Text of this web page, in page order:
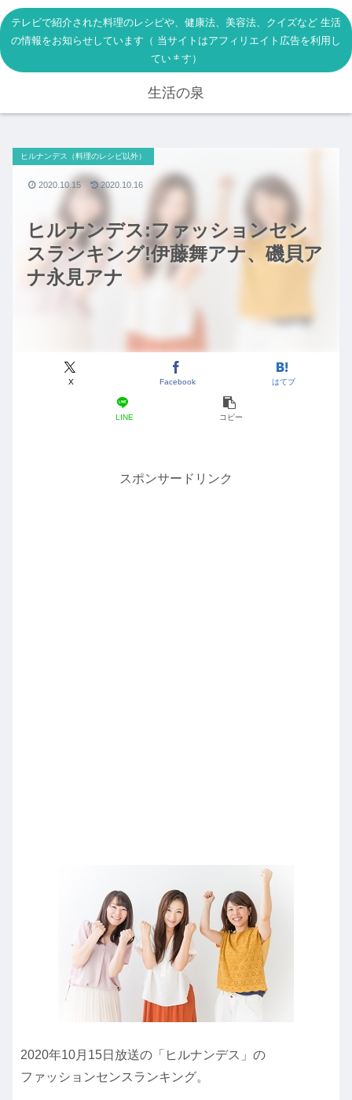
テレビで紹介された料理のレシピや、健康法、美容法、クイズなど 生活
の情報をお知らせしています（ 当サイトはアフィリエイト広告を利用し
ています）
生活の泉
ヒルナンデス:ファッションセン
スランキング!伊藤舞アナ、磯貝ア
ナ永見アナ
ヒルナンデス（料理のレシピ以外）
X Facebook はてブ
LINE コピー
2020.10.15 2020.10.16
スポンサードリンク
2020年10月15日放送の「ヒルナンデス」の
ファッションセンスランキング。